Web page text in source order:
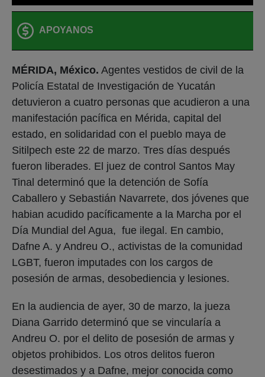
APOYANOS
MÉRIDA, México. Agentes vestidos de civil de la
Policía Estatal de Investigación de Yucatán
detuvieron a cuatro personas que acudieron a una
manifestación pacífica en Mérida, capital del
estado, en solidaridad con el pueblo maya de
Sitilpech este 22 de marzo. Tres días después
fueron liberades. El juez de control Santos May
Tinal determinó que la detención de Sofía
Caballero y Sebastián Navarrete, dos jóvenes que
habian acudido pacíficamente a la Marcha por el
Día Mundial del Agua, fue ilegal. En cambio,
Dafne A. y Andreu O., activistas de la comunidad
LGBT, fueron imputades con los cargos de
posesión de armas, desobediencia y lesiones.
En la audiencia de ayer, 30 de marzo, la jueza
Diana Garrido determinó que se vincularía a
Andreu O. por el delito de posesión de armas y
objetos prohibidos. Los otros delitos fueron
desestimados y a Dafne, mejor conocida como